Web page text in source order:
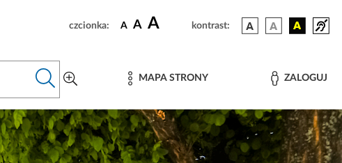
czcionka: A A A kontrast:
MAPA STRONY ZALOGUJ